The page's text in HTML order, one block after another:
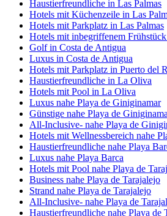
Haustierfreundliche in Las Palmas
Hotels mit Küchenzeile in Las
Hotels mit Parkplatz in Las Palmas
Hotels mit inbegriffenem
Golf in Costa de Antigua
Luxus in Costa de Antigua
Hotels mit Parkplatz in Puerto del
Haustierfreundliche in La Oliva
Hotels mit Pool in La Oliva
Luxus nahe Playa de Giniginamar
Günstige nahe Playa de
All-Inclusive- nahe Playa de
Hotels mit Wellnessbereich nahe
Haustierfreundliche nahe Playa
Luxus nahe Playa Barca
Hotels mit Pool nahe Playa de
Business nahe Playa de Tarajalejo
Strand nahe Playa de Tarajalejo
All-Inclusive- nahe Playa de
Haustierfreundliche nahe Playa de